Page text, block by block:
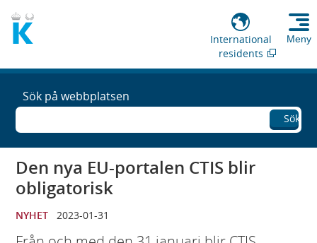
International
residents
Meny
Sök på webbplatsen
Sök
Den nya EU-portalen CTIS blir
obligatorisk
NYHET 2023-01-31